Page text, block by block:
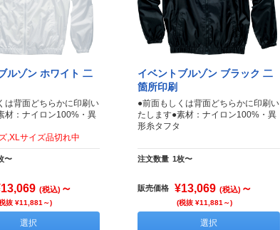
ルゾン ホワイト 二
は背面どちらかに印刷い
材：ナイロン100%・異
,XLサイズ品切れ中
〜
(税込) ～
抜 ¥11,881～)
選択
イベントブルゾン ブラック 二
箇所印刷
●前面もしくは背面どちらかに印刷い
たします●素材：ナイロン100%・異
形糸タフタ
注文数量 1枚〜
販売価格 ¥13,069 (税込) ～
(税抜 ¥11,881～)
選択